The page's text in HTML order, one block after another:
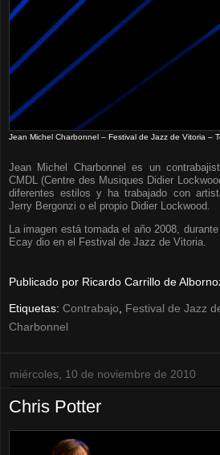
Jean Michel Charbonnel – Festival de Jazz de Vitoria –
Jean Michel Charbonnel es un
CMDL (Centre des Musiques Didier
diferentes estilos y ha trabajado con
Jerry Bergonzi o el propio Didier Lockwood.
La imagen está tomada el año 2008,
Ecay dio en el Festival de Jazz de Vitoria.
Publicado por Ricardo Carrillo de
Etiquetas: Contrabajo, Festival de Jazz
Charbonnel
miércoles, 10 de noviembre de 2010
Chris Potter